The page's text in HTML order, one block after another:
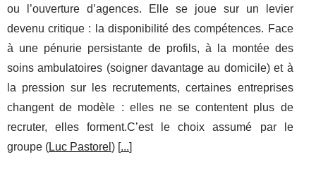
ou l’ouverture d’agences. Elle se joue sur un levier
devenu critique : la disponibilité des compétences. Face
à une pénurie persistante de profils, à la montée des
soins ambulatoires (soigner davantage au domicile) et à
la pression sur les recrutements, certaines entreprises
changent de modèle : elles ne se contentent plus de
recruter, elles forment.C’est le choix assumé par le
groupe (Luc Pastorel ) [...]